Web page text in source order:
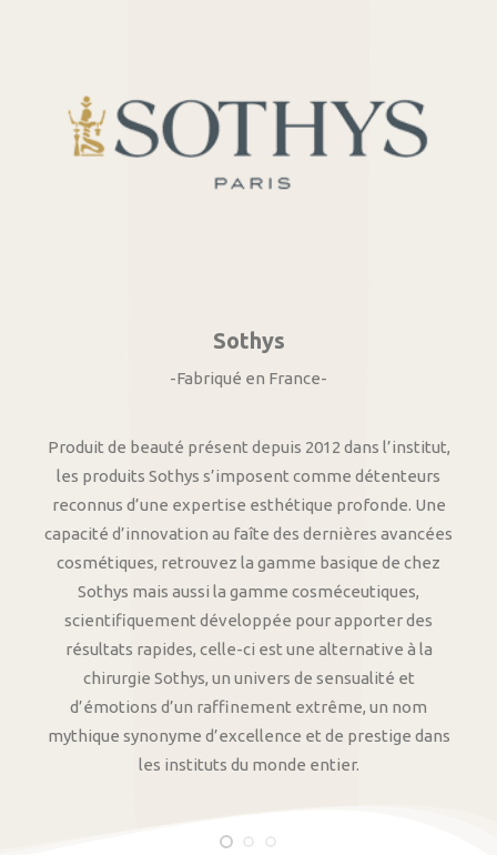
Sothys
-Fabriqué en France-
Produit de beauté présent depuis 2012 dans l’institut,
les produits Sothys s’imposent comme détenteurs
reconnus d’une expertise esthétique profonde. Une
capacité d’innovation au faîte des dernières avancées
cosmétiques, retrouvez la gamme basique de chez
Sothys mais aussi la gamme cosméceutiques,
scientifiquement développée pour apporter des
résultats rapides, celle-ci est une alternative à la
chirurgie Sothys, un univers de sensualité et
d’émotions d’un raffinement extrême, un nom
mythique synonyme d’excellence et de prestige dans
les instituts du monde entier.